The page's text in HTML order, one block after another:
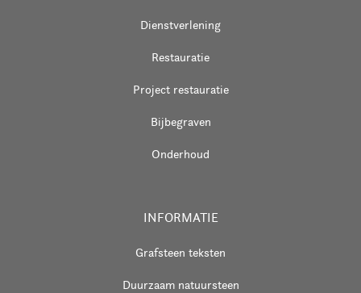
Dienstverlening
Restauratie
Project restauratie
Bijbegraven
Onderhoud
INFORMATIE
Grafsteen teksten
Duurzaam natuursteen